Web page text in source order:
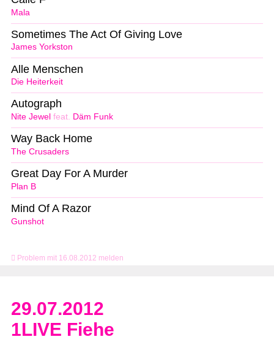
Problem mit 16.08.2012 melden
Mala
James Yorkston
Sometimes The Act Of Giving Love
Die Heiterkeit
Alle Menschen
Nite Jewel feat. Däm Funk
Autograph
The Crusaders
Way Back Home
Plan B
Great Day For A Murder
Gunshot
Mind Of A Razor
29.07.2012
1LIVE Fiehe